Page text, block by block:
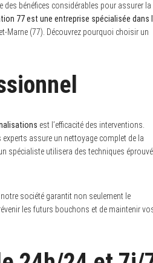
des bénéfices considérables pour assurer la
77 est une entreprise spécialisée dans
Marne (77). Découvrez pourquoi choisir un
est l’efficacité des interventions.
assure un nettoyage complet de la
spécialiste utilisera des techniques
notre société garantit non seulement le
les futurs bouchons et de maintenir